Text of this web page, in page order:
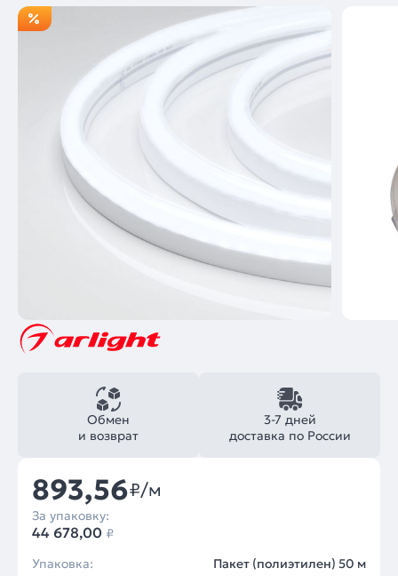
3-7 дней
доставка по России
Обмен
и возврат
893,56₽/м
За упаковку:
44 678,00 ₽
Упаковка:
Пакет (полиэтилен) 50 м